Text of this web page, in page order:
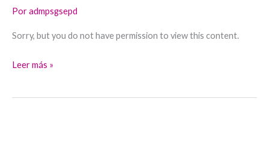
Poradmpsgsepd
Sorry, but you do not have permission to view this content.
Leer más »